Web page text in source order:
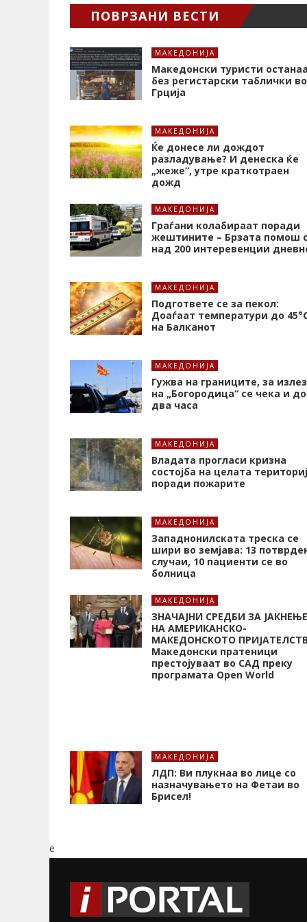
ПОВРЗАНИ ВЕСТИ
МАКЕДОНИЈА
Македонски туристи останаа
без регистарски таблички во
Грција
МАКЕДОНИЈА
Ќе донесе ли дождот
разладување? И денеска ќе
„жеже“, утре краткотраен
дожд
МАКЕДОНИЈА
Граѓани колабираат поради
жештините – Брзата помош
над 200 интеревенции
МАКЕДОНИЈА
Подгответе се за пекол:
Доаѓаат температури до
на Балканот
МАКЕДОНИЈА
Гужва на границите, за излез
на „Богородица“ се чека и до
два часа
МАКЕДОНИЈА
Владата прогласи кризна
состојба на целата
поради пожарите
МАКЕДОНИЈА
Западнонилската треска се
шири во земјава: 13
случаи, 10 пациенти се во
болница
МАКЕДОНИЈА
ЗНАЧАЈНИ СРЕДБИ ЗА ЈАКНЕЊЕ
НА АМЕРИКАНСКО-
МАКЕДОНСКОТО
Македонски пратеници
престојуваат во САД преку
програмата Open World
МАКЕДОНИЈА
ЛДП: Ви плукнаа во лице со
назначувањето на Фетаи во
Брисел!
e